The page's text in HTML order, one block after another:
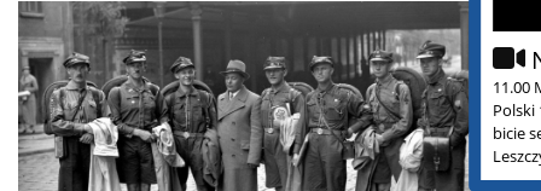
11.00
Polski
bicie